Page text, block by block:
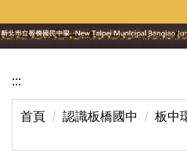
到
主
內
:::
首頁 認識板橋國中 板中